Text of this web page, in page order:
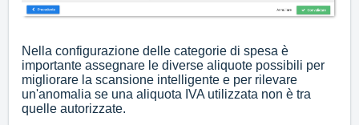
Nella configurazione delle categorie di spesa è
importante assegnare le diverse aliquote possibili per
migliorare la scansione intelligente e per rilevare
un'anomalia se una aliquota IVA utilizzata non è tra
quelle autorizzate.